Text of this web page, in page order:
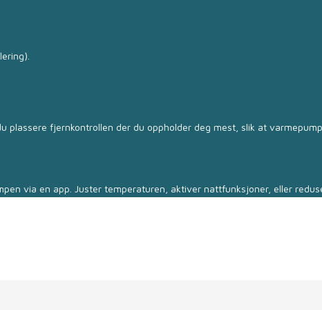
plassere fjernkontrollen der du oppholder deg mest, slik at
via en app. Juster temperaturen, aktiver nattfunksjoner, eller